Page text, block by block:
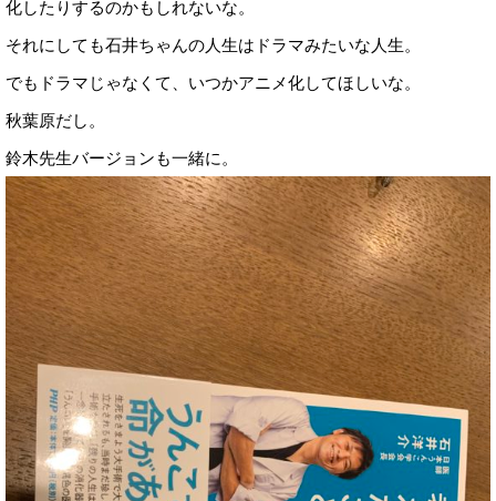
化したりするのかもしれないな。
それにしても石井ちゃんの人生はドラマみたいな人生。
でもドラマじゃなくて、いつかアニメ化してほしいな。
秋葉原だし。
鈴木先生バージョンも一緒に。